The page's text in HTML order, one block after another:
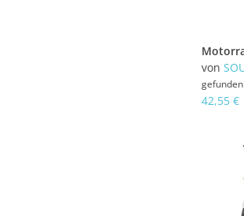
von
42,55 €